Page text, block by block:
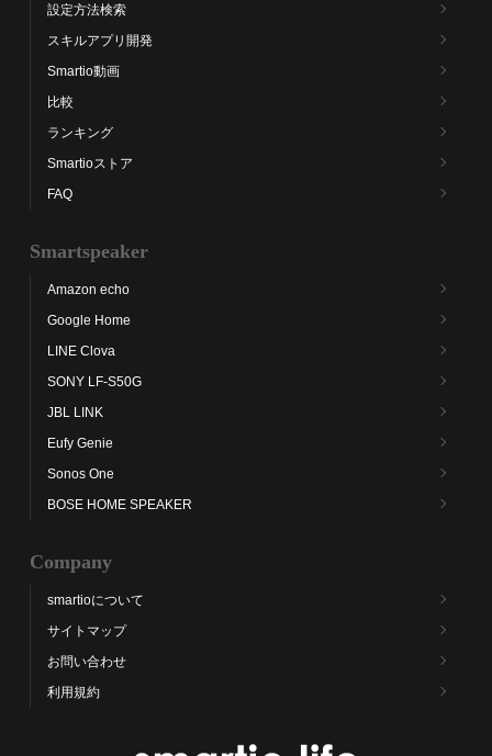
設定方法検索
スキルアプリ開発
Smartio動画
比較
ランキング
Smartioストア
FAQ
Smartspeaker
Amazon echo
Google Home
LINE Clova
SONY LF-S50G
JBL LINK
Eufy Genie
Sonos One
BOSE HOME SPEAKER
Company
smartioについて
サイトマップ
お問い合わせ
利用規約